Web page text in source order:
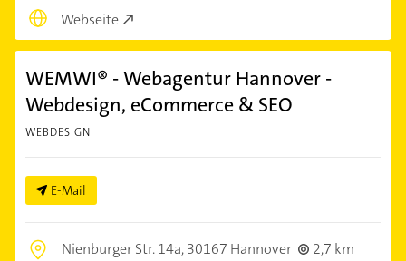
Webseite
WEMWI® - Webagentur Hannover -
Webdesign, eCommerce & SEO
WEBDESIGN
E-Mail
Nienburger Str. 14a,30167 Hannover
2,7 km